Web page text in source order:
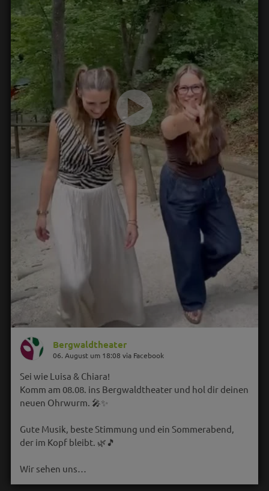
Bergwaldtheater
06. August um 18:08 via Facebook
Sei wie Luisa & Chiara!
Komm am 08.08. ins Bergwaldtheater und hol dir deinen
neuen Ohrwurm. 🎤✨
Gute Musik, beste Stimmung und ein Sommerabend,
der im Kopf bleibt. 🌿🎵
Wir sehen uns…